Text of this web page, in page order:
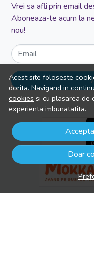
Acest site foloseste
dorita. Navigand in
cookies si cu plasarea de
experienta imbunatatita.
Doar
Vrei sa afli prin email
Aboneaza-te acum la
nou!
Email